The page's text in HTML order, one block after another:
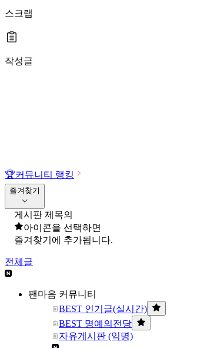
스크랩
작성글
🏆커뮤니티 랭킹
즐겨찾기
게시판 제목의
아이콘을 선택하면
즐겨찾기에 추가됩니다.
전체글
팬마음 커뮤니티
BEST 인기글(실시간)
BEST 명예의전당
자유게시판 (익명)